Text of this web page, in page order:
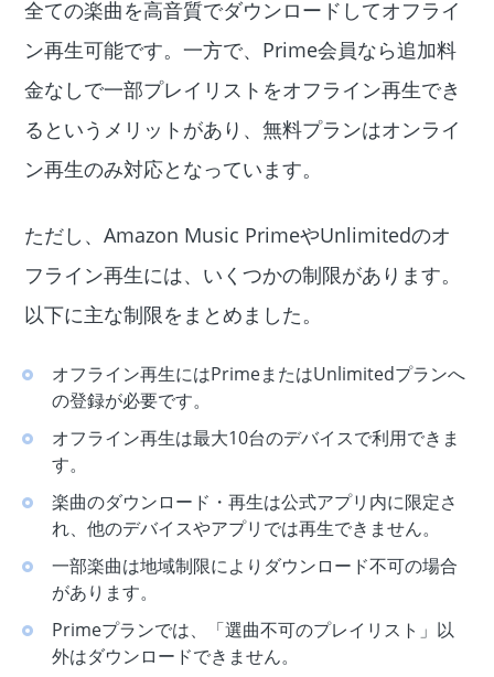
全ての楽曲を高音質でダウンロードしてオフライ
ン再生可能です。一方で、Prime会員なら追加料
金なしで一部プレイリストをオフライン再生でき
るというメリットがあり、無料プランはオンライ
ン再生のみ対応となっています。
ただし、Amazon Music PrimeやUnlimitedのオ
フライン再生には、いくつかの制限があります。
以下に主な制限をまとめました。
オフライン再生にはPrimeまたはUnlimitedプランへ
の登録が必要です。
オフライン再生は最大10台のデバイスで利用できま
す。
楽曲のダウンロード・再生は公式アプリ内に限定さ
れ、他のデバイスやアプリでは再生できません。
一部楽曲は地域制限によりダウンロード不可の場合
があります。
Primeプランでは、「選曲不可のプレイリスト」以
外はダウンロードできません。